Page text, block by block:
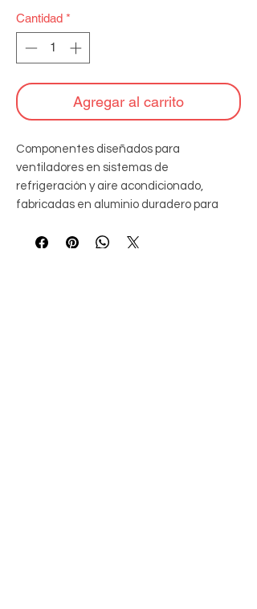
Cantidad *
Agregar al carrito
Componentes diseñados para
ventiladores en sistemas de
refrigeración y aire acondicionado,
fabricadas en aluminio duradero para
extremas, garantizando un flujo de aire